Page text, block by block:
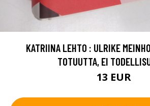
KATRIINA LEHTO : ULRIKE
TOTUUTTA, EI
13 EUR